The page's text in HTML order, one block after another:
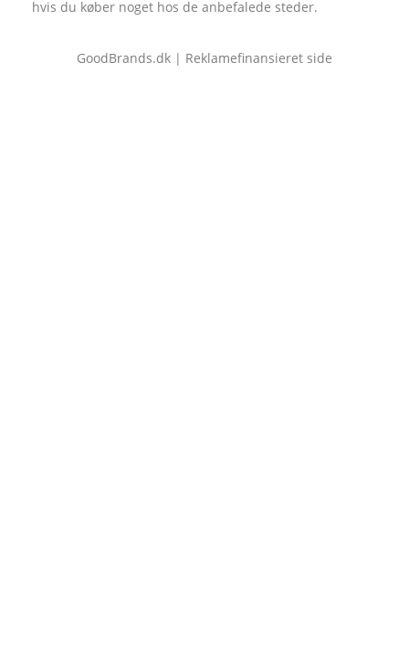
hvis du køber noget hos de anbefalede steder.
GoodBrands.dk | Reklamefinansieret side